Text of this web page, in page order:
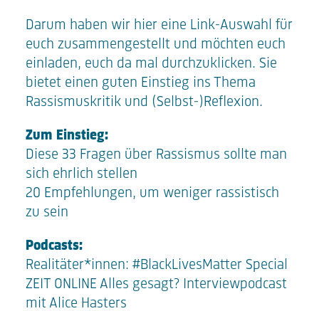
Darum haben wir hier eine Link-Auswahl für
euch zusammengestellt und möchten euch
einladen, euch da mal durchzuklicken. Sie
bietet einen guten Einstieg ins Thema
Rassismuskritik und (Selbst-)Reflexion.
Zum Einstieg:
Diese 33 Fragen über Rassismus sollte man
sich ehrlich stellen
20 Empfehlungen, um weniger rassistisch
zu sein
Podcasts:
Realitäter*innen: #BlackLivesMatter Special
ZEIT ONLINE Alles gesagt? Interviewpodcast
mit Alice Hasters